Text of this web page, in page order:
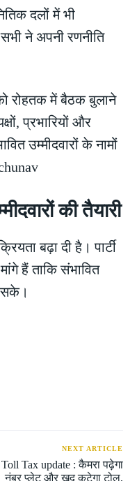
दलों में भी
ने अपनी रणनीति
रोहतक में बैठक बुलाने
प्रभारियों और
उम्मीदवारों के नामों
की तैयारी
बढ़ा दी है। पार्टी
हैं ताकि संभावित
सके।
NEXT ARTICLE
Toll Tax update : कैमरा पढ़ेगा
नंबर प्लेट और खुद कटेगा टोल,